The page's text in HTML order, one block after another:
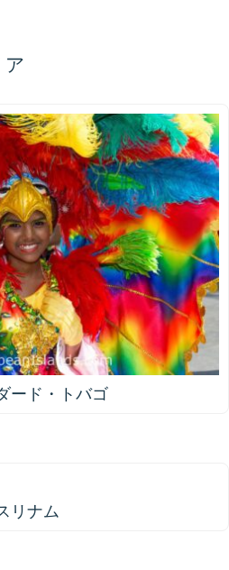
ア
ード・トバゴ
リナム